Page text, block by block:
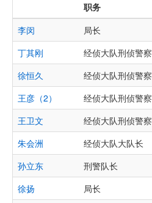
职务
李闵
局长
丁其刚
经侦大队刑侦警察
徐恒久
经侦大队刑侦警察
王彦（2）
经侦大队刑侦警察
王卫文
经侦大队刑侦警察
朱会洲
经侦大队大队长
孙立东
刑警队长
徐扬
局长